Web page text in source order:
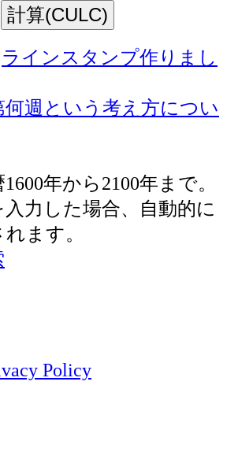
ラインスタンプ作りまし
何週という考え方につい
年から2100年まで。
力した場合、自動的に
ます。
Policy